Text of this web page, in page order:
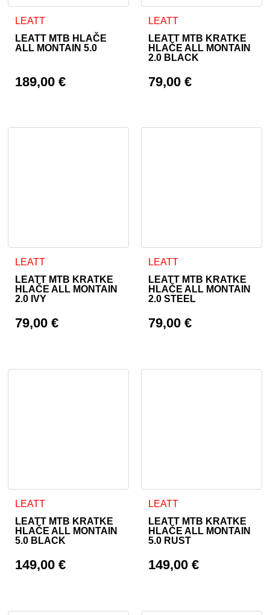
LEATT
LEATT MTB HLAČE
ALL MONTAIN 5.0
189,00€
Ta izdelek ima več različic. Možnosti lahko izberete na
LEATT
LEATT MTB KRATKE
HLAČE ALL MONTAIN
2.0 BLACK
79,00 €
Ta izdelek ima več različic.
LEATT
LEATT MTB KRATKE
HLAČE ALL MONTAIN
2.0 IVY
79,00€
Ta izdelek ima več različic. Možnosti lahko izberete na
LEATT
LEATT MTB KRATKE
HLAČE ALL MONTAIN
2.0 STEEL
79,00 €
Ta izdelek ima več različic.
LEATT
LEATT MTB KRATKE
HLAČE ALL MONTAIN
5.0 BLACK
149,00€
Ta izdelek ima več različic. Možnosti lahko izberete na
LEATT
LEATT MTB KRATKE
HLAČE ALL MONTAIN
5.0 RUST
149,00 €
Ta izdelek ima več različic.